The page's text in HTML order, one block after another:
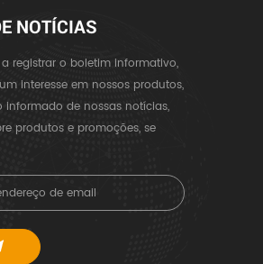
NOTÍCIAS
registrar o boletim informativo,
interesse em nossos produtos,
de nossas notícias,
produtos e promoções, se